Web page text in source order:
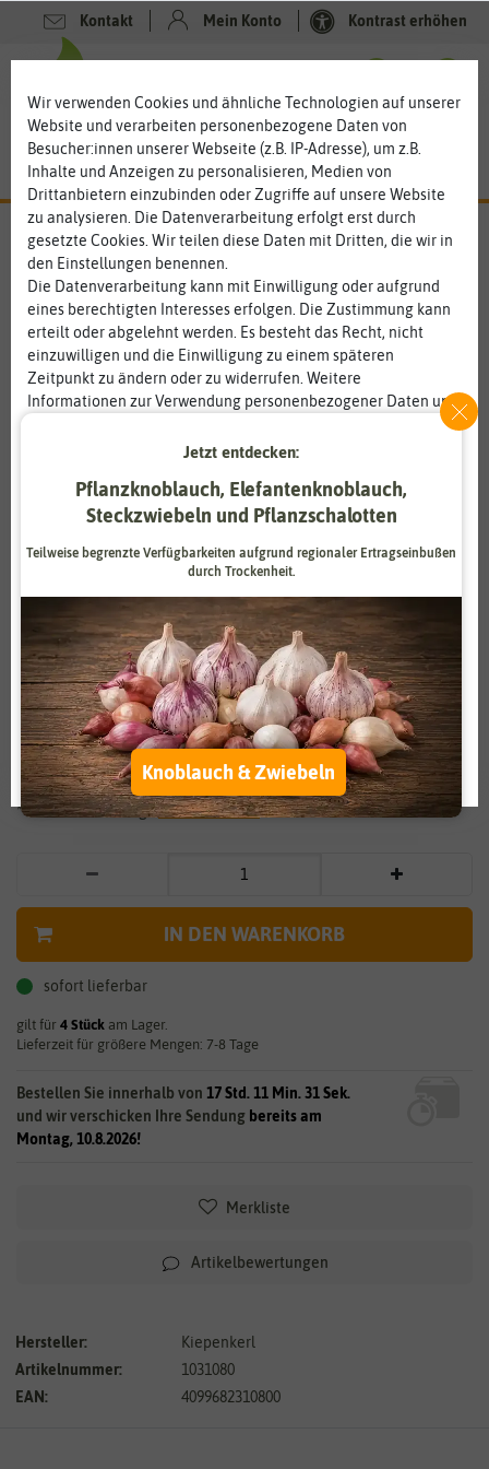
Kontakt Mein Konto Kontrast erhöhen
Vergrößern durch berühren
Pepino Melonenbirne
3,99 €
*
* inkl. 7% MwSt. zzgl.Versandkosten
IN DEN WARENKORB
sofort lieferbar
gilt für 4 Stück am Lager.
Lieferzeit für größere Mengen: 7-8 Tage
Bestellen Sie innerhalb von 17 Std. 11 Min. 31 Sek.
und wir verschicken Ihre Sendung bereits am
Montag, 10.8.2026!
Merkliste
Artikelbewertungen
Hersteller:
Kiepenkerl
Artikelnummer:
1031080
EAN:
4099682310800
Wir verwenden Cookies und ähnliche Technologien auf unserer
Website und verarbeiten personenbezogene Daten von
Besucher:innen unserer Webseite (z.B. IP-Adresse), um z.B.
Inhalte und Anzeigen zu personalisieren, Medien von
Drittanbietern einzubinden oder Zugriffe auf unsere Website
zu analysieren. Die Datenverarbeitung erfolgt erst durch
gesetzte Cookies. Wir teilen diese Daten mit Dritten, die wir in
den Einstellungen benennen.
Die Datenverarbeitung kann mit Einwilligung oder aufgrund
eines berechtigten Interesses erfolgen. Die Zustimmung kann
erteilt oder abgelehnt werden. Es besteht das Recht, nicht
einzuwilligen und die Einwilligung zu einem späteren
Zeitpunkt zu ändern oder zu widerrufen. Weitere
Informationen zur Verwendung personenbezogener Daten und
Essenziell Statistik
Zahlungsdienstleister Marketing
Externe Medien Funktional
Weitere Einstellungen
Alle akzeptieren
Alle ablehnen
Auswahl akzeptieren
Jetzt entdecken:
Pflanzknoblauch, Elefantenknoblauch,
Steckzwiebeln und Pflanzschalotten
Teilweise begrenzte Verfügbarkeiten aufgrund regionaler Ertragseinbußen
durch Trockenheit.
Knoblauch & Zwiebeln